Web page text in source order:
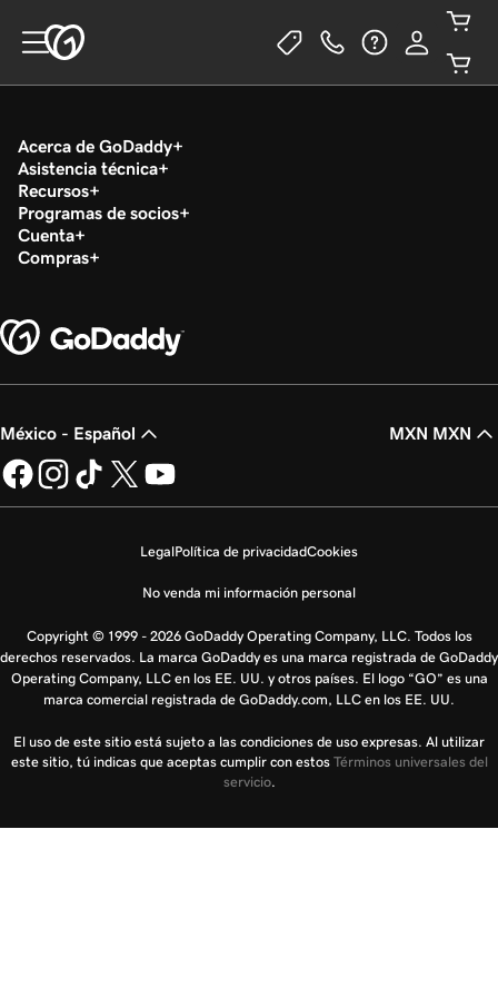
Acerca de GoDaddy
Asistencia técnica
Recursos
Programas de socios
Cuenta
Compras
México - Español MXN MXN
LegalPolítica de privacidadCookies
No venda mi información personal
Copyright © 1999 - 2026 GoDaddy Operating Company, LLC. Todos los
derechos reservados. La marca GoDaddy es una marca registrada de GoDaddy
Operating Company, LLC en los EE. UU. y otros países. El logo “GO” es una
marca comercial registrada de GoDaddy.com, LLC en los EE. UU.
El uso de este sitio está sujeto a las condiciones de uso expresas. Al utilizar
este sitio, tú indicas que aceptas cumplir con estos Términos universales del
servicio.